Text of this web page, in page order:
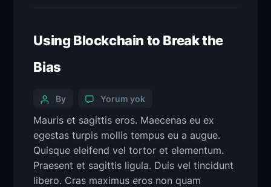
Using Blockchain to Break the
Bias
By Yorum yok
Mauris et sagittis eros. Maecenas eu ex
egestas turpis mollis tempus eu a augue.
Quisque eleifend vel tortor et elementum.
Praesent et sagittis ligula. Duis vel tincidunt
libero. Cras maximus eros non quam